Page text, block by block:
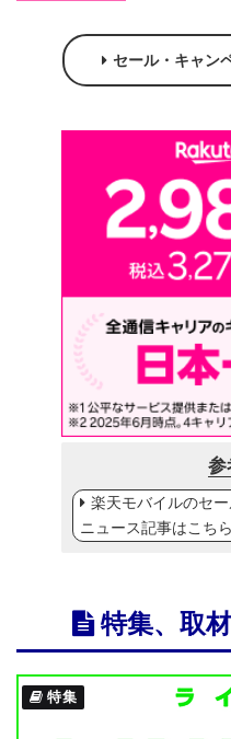
セール・キャン
参
楽天モバイルのセ
ニュース記事はこちら
特集、取
特集